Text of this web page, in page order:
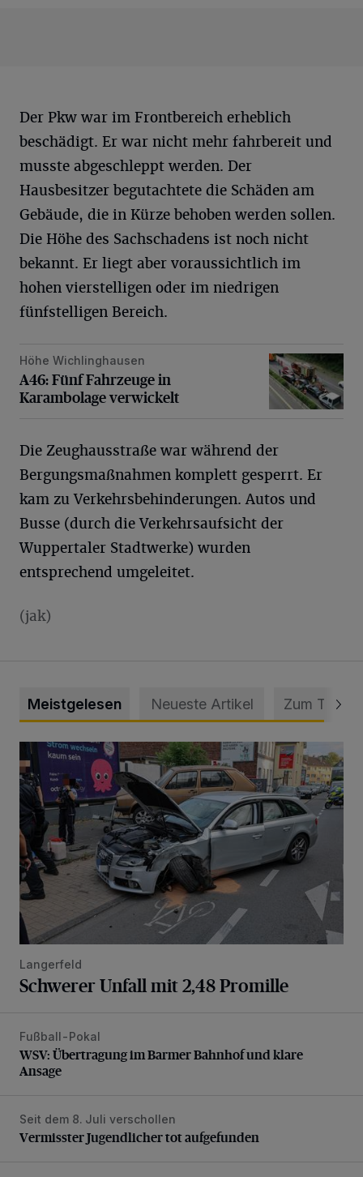
Der Pkw war im Frontbereich erheblich
beschädigt. Er war nicht mehr fahrbereit und
musste abgeschleppt werden. Der
Hausbesitzer begutachtete die Schäden am
Gebäude, die in Kürze behoben werden sollen.
Die Höhe des Sachschadens ist noch nicht
bekannt. Er liegt aber voraussichtlich im
hohen vierstelligen oder im niedrigen
fünfstelligen Bereich.
A46: Fünf Fahrzeuge in Karambolage verwickelt
Höhe Wichlinghausen
A46: Fünf Fahrzeuge in
Karambolage verwickelt
Die Zeughausstraße war während der
Bergungsmaßnahmen komplett gesperrt. Er
kam zu Verkehrsbehinderungen. Autos und
Busse (durch die Verkehrsaufsicht der
Wuppertaler Stadtwerke) wurden
entsprechend umgeleitet.
(jak)
Meistgelesen Neueste Artikel Zum Thema
Schwerer Unfall mit 2,48 Promille
Langerfeld
Schwerer Unfall mit 2,48 Promille
WSV: Übertragung im Barmer Bahnhof und klare Ansage
Fußball-Pokal
WSV: Übertragung im Barmer Bahnhof und klare
Ansage
Vermisster Jugendlicher tot aufgefunden
Seit dem 8. Juli verschollen
Vermisster Jugendlicher tot aufgefunden